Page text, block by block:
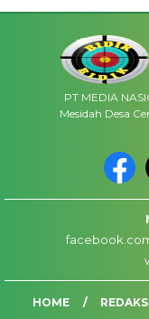
PT MEDIA
Mesidah Desa
HOME